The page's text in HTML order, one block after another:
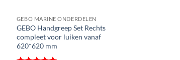
GEBO MARINE ONDERDELEN
GEBO Handgreep Set Rechts
compleet voor luiken vanaf
620*620 mm